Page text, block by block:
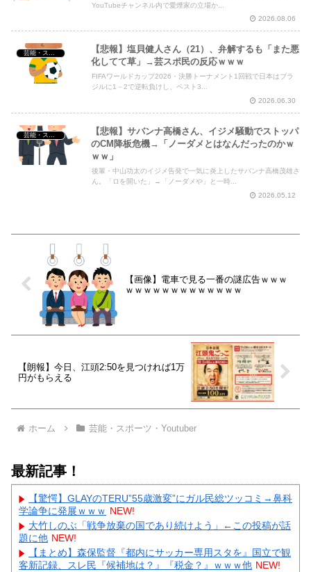
YouTubeチャンネル内で愛煙家の立場か...
2026.08.06
【悲報】塩貝健人さん（21）、弁解するも「また悪
化してて草」→芸スポ民の反応ｗｗｗ
FIFAワールドカップ2026・決勝トーナメント1回戦で日本はブラ
ジルに1－2で逆転負けし、ベスト3...
2026.06.30
【悲報】サバンナ高橋さん、イジメ騒動でストッパ
のCM降板危機→「ノーダメとはなんだったのかｗ
ｗｗ」
後輩・中山功太のイジメ告発で一気に炎上したサバンナ高橋茂雄さ
ん。「ロを開いた」→「ノーダメや」と一時...
2026.05.12
【画像】電車で見る一番の謎広告ｗｗｗ
ｗｗｗｗｗｗｗｗｗｗｗｗｗ
【朗報】今日、江頭2:50を見つければ1万
円がもらえる
ホーム 芸能・スポーツ・Youtuber
最新記事！
【驚愕】GLAYのTERU”55歳激変”にガル民総ツッコミ→鼻科
学論争に発展ｗｗｗ NEW!
大竹しのぶ「戦争放棄の国であり続けよう」←この投稿が話
題に他 NEW!
【まとめ】森保監督『都内にサッカー専用スタを』国立で観
客新記録、スレ民『候補地は？』『税金？』ｗｗｗ他 NEW!